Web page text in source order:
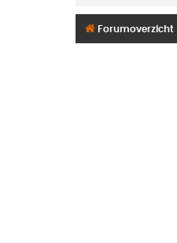
Forumoverzicht